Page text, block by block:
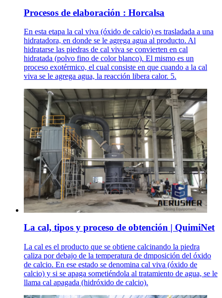
Procesos de elaboración : Horcalsa
En esta etapa la cal viva (óxido de calcio) es trasladada a una
hidratadora, en donde se le agrega agua al producto. Al
hidratarse las piedras de cal viva se convierten en cal
hidratada (polvo fino de color blanco). El mismo es un
proceso exotérmico, el cual consiste en que cuando a la cal
viva se le agrega agua, la reacción libera calor. 5.
La cal, tipos y proceso de obtención | QuimiNet
La cal es el producto que se obtiene calcinando la piedra
caliza por debajo de la temperatura de dmposición del óxido
de calcio. En ese estado se denomina cal viva (óxido de
calcio) y si se apaga sometiéndola al tratamiento de agua, se le
llama cal apagada (hidróxido de calcio).